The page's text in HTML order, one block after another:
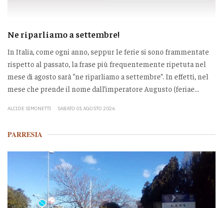
Ne riparliamo a settembre!
In Italia, come ogni anno, seppur le ferie si sono frammentate
rispetto al passato, la frase più frequentemente ripetuta nel
mese di agosto sarà “ne riparliamo a settembre”. In effetti, nel
mese che prende il nome dall’imperatore Augusto (feriae...
ALCIDE SIMONETTI SABATO 01 AGOSTO 2026
PARRESIA